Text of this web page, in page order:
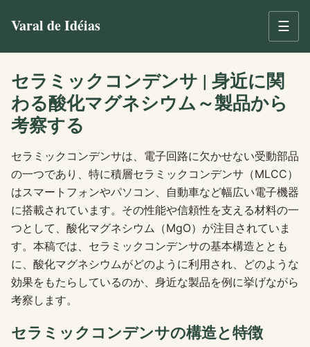
Varal de Idéias ☰
セラミックコンデンサ | 身近に関
わる酸化マグネシウム～製品から
考察する
セラミックコンデンサは、電子回路に欠かせない受動部品
の一つであり、特に積層セラミックコンデンサ（MLCC）
はスマートフォンやパソコン、自動車など幅広い電子機器
に搭載されています。その性能や信頼性を支える材料の一
つとして、酸化マグネシウム（MgO）が注目されていま
す。本稿では、セラミックコンデンサの基本構造ととも
に、酸化マグネシウムがどのように利用され、どのような
効果をもたらしているのか、身近な製品を例に挙げながら
考察します。
セラミックコンデンサの構造と特徴